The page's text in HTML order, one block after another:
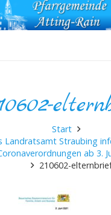
Start
Landratsamt Straubing
ab 3.
210602-